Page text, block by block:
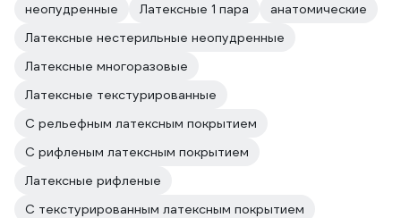
неопудренные
Латексные 1 пара
анатомические
Латексные нестерильные неопудренные
Латексные многоразовые
Латексные текстурированные
С рельефным латексным покрытием
С рифленым латексным покрытием
Латексные рифленые
С текстурированным латексным покрытием